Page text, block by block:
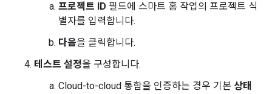
프로젝트 ID 필드에 스마트 홈 작업의 프로젝트 식
별자를 입력합니다.
다음을 클릭합니다.
테스트 설정을 구성합니다.
Cloud-to-cloud 통합을 인증하는 경우 기본 상태